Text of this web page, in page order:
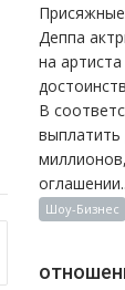
Деппа
на
В
Шоу-Бизнес